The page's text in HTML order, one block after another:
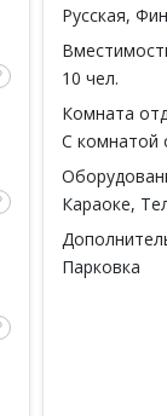
Русская,
10 чел.
Комната
С комнатой
Караоке,
Парковка